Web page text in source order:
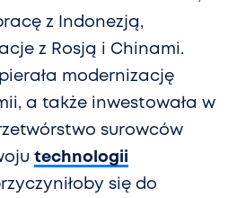
z Indonezją,
z Rosją i Chinami.
modernizację
a także inwestowała w
surowców
technologii
się do